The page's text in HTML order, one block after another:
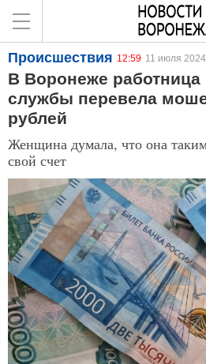
Происшествия 12:59 11 июля 2024
В Воронеже работница
службы перевела
рублей
Женщина думала, что она
свой счет